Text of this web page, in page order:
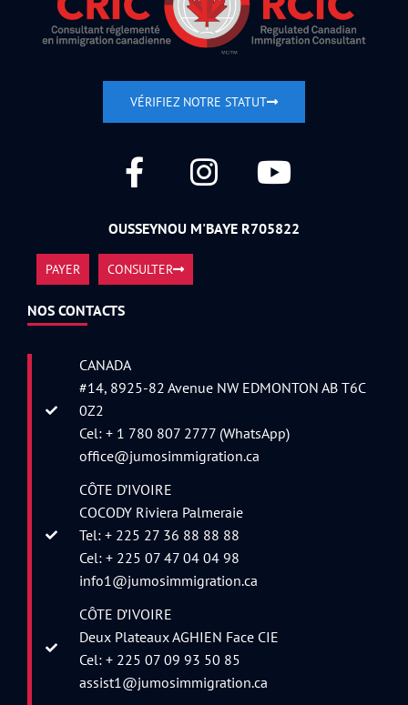
VÉRIFIEZ NOTRE STATUT
OUSSEYNOU M'BAYE R705822
PAYER CONSULTER
NOS CONTACTS
CANADA
#14, 8925-82 Avenue NW EDMONTON AB T6C
0Z2
Cel: + 1 780 807 2777 (WhatsApp)
office@jumosimmigration.ca
CÔTE D’IVOIRE
COCODY Riviera Palmeraie
Tel: + 225 27 36 88 88 88
Cel: + 225 07 47 04 04 98
info1@jumosimmigration.ca
CÔTE D’IVOIRE
Deux Plateaux AGHIEN Face CIE
Cel: + 225 07 09 93 50 85
assist1@jumosimmigration.ca